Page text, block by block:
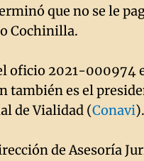
que no se le
Cochinilla.
oficio 2021-000974
también es el
de Vialidad (Conavi).
de Asesoría